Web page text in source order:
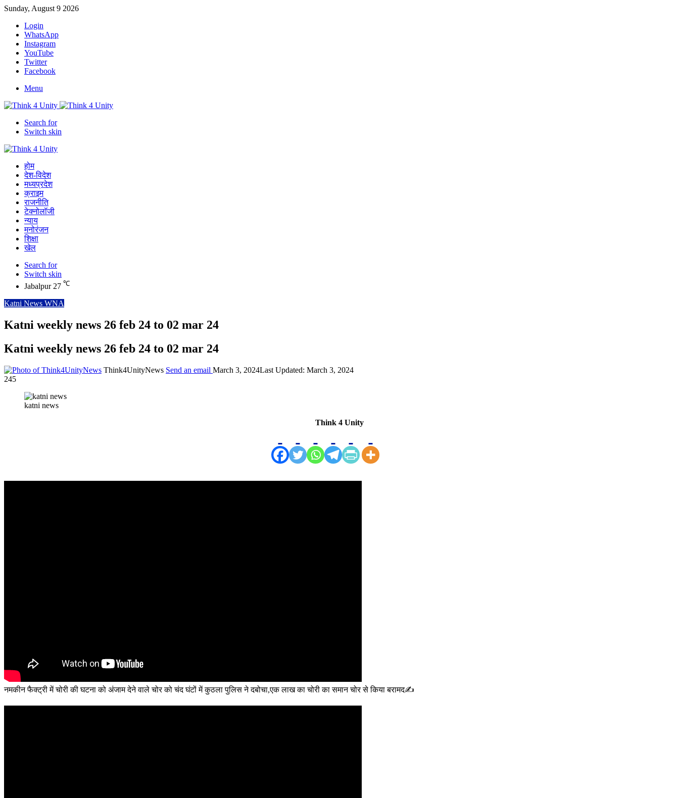
Sunday, August 9 2026
Login
WhatsApp
Instagram
YouTube
Twitter
Facebook
Menu
Search for
Switch skin
होम
देश-विदेश
मध्यप्रदेश
क्राइम
राजनीति
टेक्नोलॉजी
न्याय
मनोरंजन
शिक्षा
खेल
Search for
Switch skin
Jabalpur 27 ℃
Katni News WNA
Katni weekly news 26 feb 24 to 02 mar 24
Katni weekly news 26 feb 24 to 02 mar 24
Think4UnityNews Send an email March 3, 2024Last Updated: March 3, 2024
245
katni news
Think 4 Unity
नमकीन फैक्ट्री में चोरी की घटना को अंजाम देने वाले चोर को चंद घंटों में कुठला पुलिस ने दबोचा,एक लाख का चोरी का समान चोर से किया बरामद✍️